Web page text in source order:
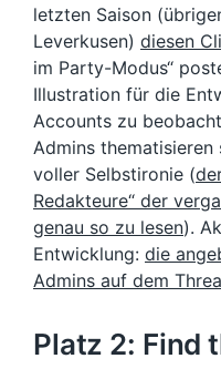
letzten Saison
Leverkusen) diesen
im Party-Modus“
Illustration für die
Accounts zu
Admins
voller Selbstironie (
Redakteure“ der
genau so zu lesen).
Entwicklung: die
Admins auf dem
Platz 2: Find